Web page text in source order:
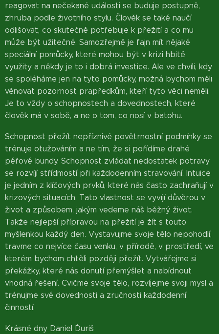
reagovat na nečekané události se buduje postupně,
zhruba podle životního stylu. Člověk se také naučí
odlišovat, co skutečně potřebuje k přežití a co mu
může být užitečné. Samozřejmě je fajn mít nějaké
speciální pomůcky, které mohou být v krizi hbitě
využity a někdy je to i dobrá investice. Ale ve chvíli, kdy
se spoléháme jen na tyto pomůcky, možná bychom měli
věnovat pozornost prapředkům, kteří tyto věci neměli.
Je to vždy o schopnostech a dovednostech, které
člověk má v sobě, a ne o tom, co nosí v batohu.
Schopnost přežít nepříznivé povětrnostní podmínky se
trénuje otužováním a ne tím, že si pořídíme drahé
péřové bundy. Schopnost zvládat nedostatek potravy
se rozvíjí střídmostí při každodenním stravování. Intuice
je jedním z klíčových prvků, které nás často zachraňují v
krizových situacích. Tato vlastnost se vyvíjí důvěrou v
život a způsobem, jakým vedeme náš běžný život.
Takže nejlepší přípravou na přežití je žít s touto
myšlenkou každý den. Vystavujme svoje tělo nepohodlí,
travme co nejvíce času venku, v přírodě, v prostředí, ve
kterém bychom chtěli později přežít. Vytvářejme si
překážky, které nás donutí přemýšlet a nabídnout
vhodná řešení. Cvičme svoje tělo, rozvíjejme svoji mysl a
trénujme své dovednosti a zručnosti každodenní
činností.
Krásné dny Daniel Ďuriš